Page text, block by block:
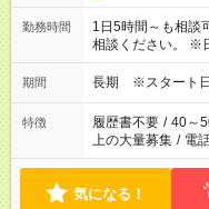
勤務時間
1日5時間～も相談
相談ください。 ※
期間 長期 ※スタート日
特徴 履歴書不要 / 40～
上の大量募集 / 電
気になる！